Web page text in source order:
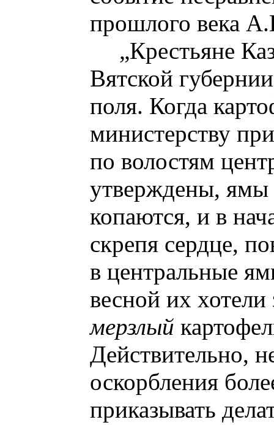
прошлого века
„Крестьяне
Вятской
поля. Когда
министерству
по волостям
утверждены,
копаются, и в
скрепя сердце,
в центральные
весной их хотели
мерзлый
Действительно,
оскорбления
приказывать